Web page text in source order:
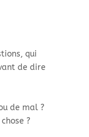
qui
de dire
de mal ?
?